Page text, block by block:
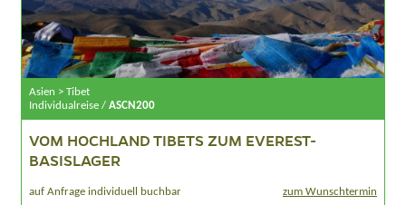
Asien > Tibet
Individualreise / ASCN200
VOM HOCHLAND TIBETS ZUM EVEREST-
BASISLAGER
auf Anfrage individuell buchbar
zum Wunschtermin